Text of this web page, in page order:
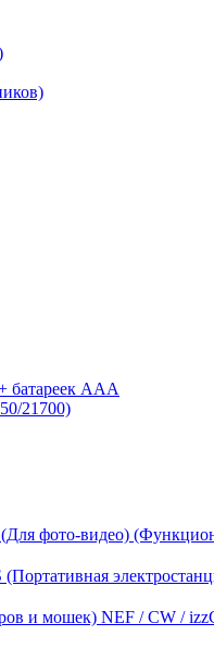
батареек AAA
21700)
(Для фото-видео)
и мошек) NEF / CW /